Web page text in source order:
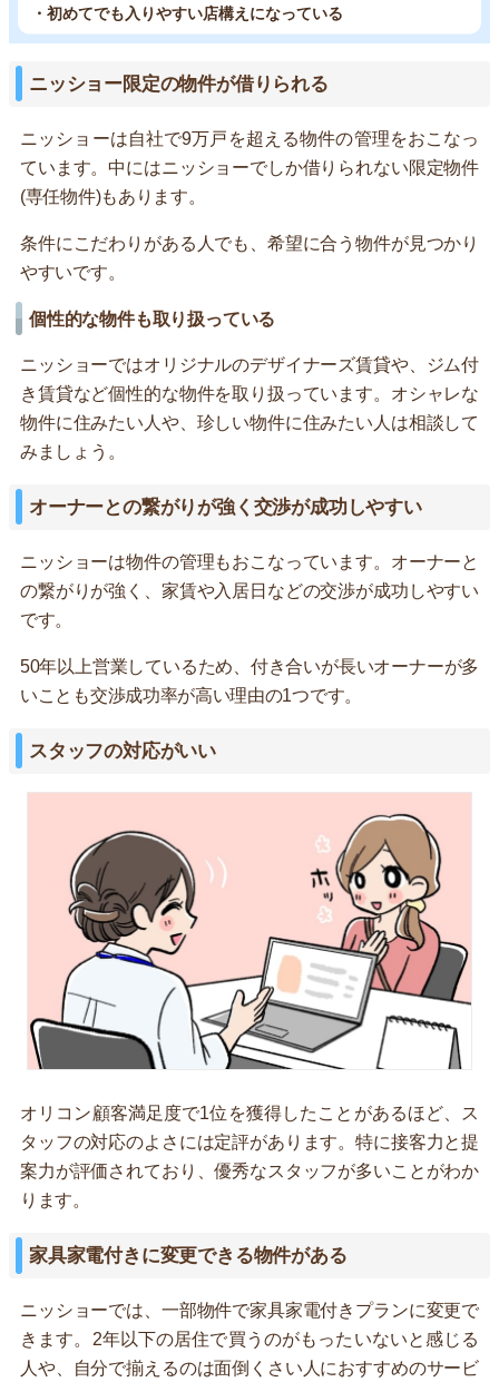
・初めてでも入りやすい店構えになっている
ニッショー限定の物件が借りられる
ニッショーは自社で9万戸を超える物件の管理をおこなっ
ています。中にはニッショーでしか借りられない限定物件
(専任物件)もあります。
条件にこだわりがある人でも、希望に合う物件が見つかり
やすいです。
個性的な物件も取り扱っている
ニッショーではオリジナルのデザイナーズ賃貸や、ジム付
き賃貸など個性的な物件を取り扱っています。オシャレな
物件に住みたい人や、珍しい物件に住みたい人は相談して
みましょう。
オーナーとの繋がりが強く交渉が成功しやすい
ニッショーは物件の管理もおこなっています。オーナーと
の繋がりが強く、家賃や入居日などの交渉が成功しやすい
です。
50年以上営業しているため、付き合いが長いオーナーが多
いことも交渉成功率が高い理由の1つです。
スタッフの対応がいい
オリコン顧客満足度で1位を獲得したことがあるほど、ス
タッフの対応のよさには定評があります。特に接客力と提
案力が評価されており、優秀なスタッフが多いことがわか
ります。
家具家電付きに変更できる物件がある
ニッショーでは、一部物件で家具家電付きプランに変更で
きます。2年以下の居住で買うのがもったいないと感じる
人や、自分で揃えるのは面倒くさい人におすすめのサービ